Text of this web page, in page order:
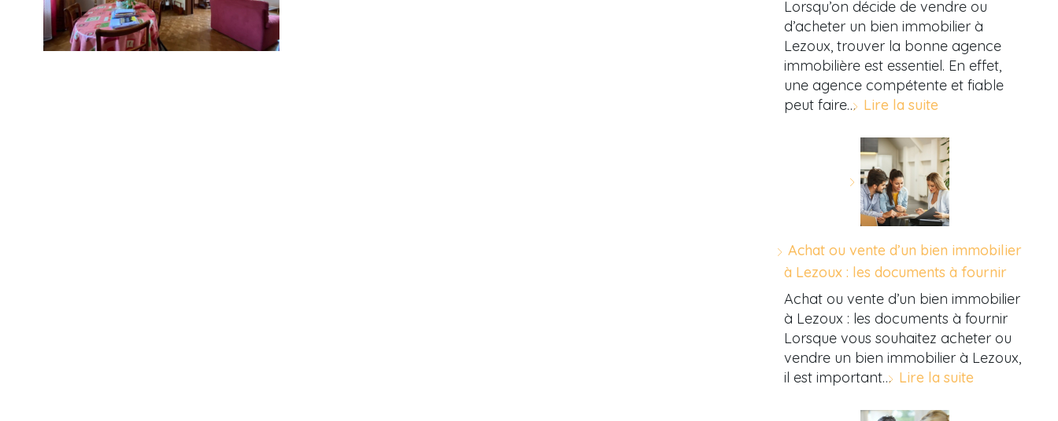
Lorsqu’on décide de vendre ou
d’acheter un bien immobilier à
Lezoux, trouver la bonne agence
immobilière est essentiel. En effet,
une agence compétente et fiable
peut faire… Lire la suite
Achat ou vente d’un bien immobilier
à Lezoux : les documents à fournir
Achat ou vente d’un bien immobilier
à Lezoux : les documents à fournir
Lorsque vous souhaitez acheter ou
vendre un bien immobilier à Lezoux,
il est important… Lire la suite